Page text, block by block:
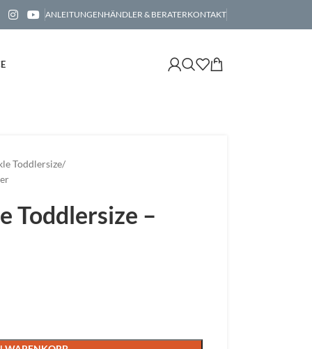
ANLEITUNGENHÄNDLER & BERATERKONTAKT
Toddlersize
Toddlersize –